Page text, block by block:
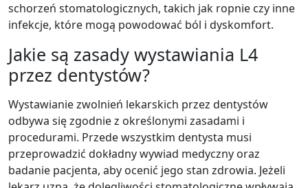
schorzeń stomatologicznych, takich jak ropnie czy inne
infekcje, które mogą powodować ból i dyskomfort.
Jakie są zasady wystawiania L4
przez dentystów?
Wystawianie zwolnień lekarskich przez dentystów
odbywa się zgodnie z określonymi zasadami i
procedurami. Przede wszystkim dentysta musi
przeprowadzić dokładny wywiad medyczny oraz
badanie pacjenta, aby ocenić jego stan zdrowia. Jeżeli